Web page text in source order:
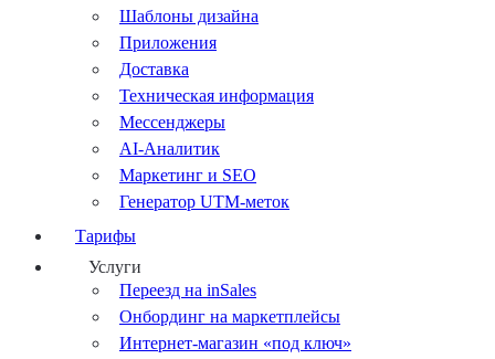
Шаблоны дизайна
Приложения
Доставка
Техническая информация
Мессенджеры
AI-Аналитик
Маркетинг и SEO
Генератор UTM-меток
Тарифы
Услуги
Переезд на inSales
Онбординг на маркетплейсы
Интернет-магазин «под ключ»